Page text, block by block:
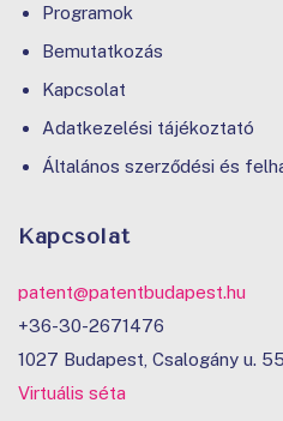
Programok
Bemutatkozás
Kapcsolat
Adatkezelési tájékoztató
Általános szerződési és
Kapcsolat
patent@patentbudapest.hu
+36-30-2671476
1027 Budapest, Csalogány u.
Virtuális séta